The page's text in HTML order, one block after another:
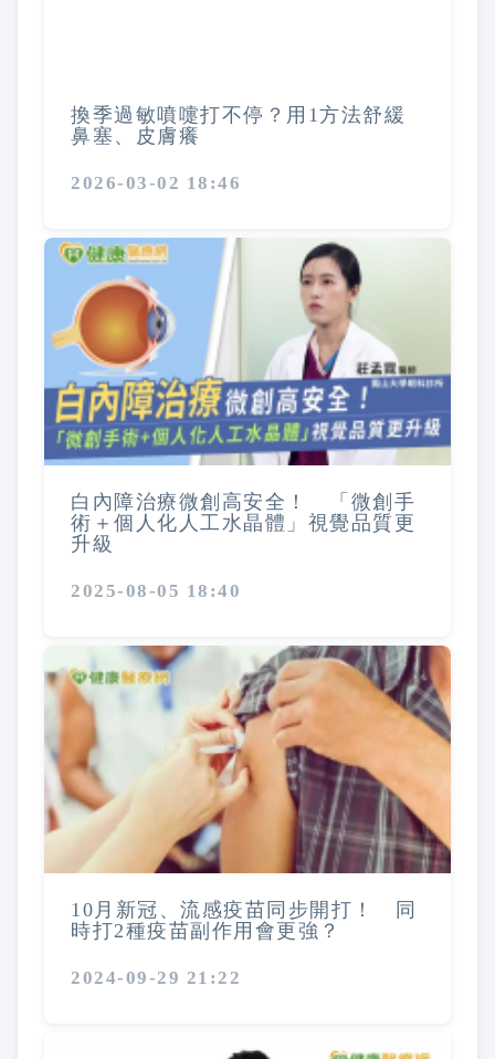
換季過敏噴嚏打不停？用1方法舒緩
鼻塞、皮膚癢
2026-03-02 18:46
白內障治療微創高安全！ 「微創手
術＋個人化人工水晶體」視覺品質更
升級
2025-08-05 18:40
10月新冠、流感疫苗同步開打！ 同
時打2種疫苗副作用會更強？
2024-09-29 21:22